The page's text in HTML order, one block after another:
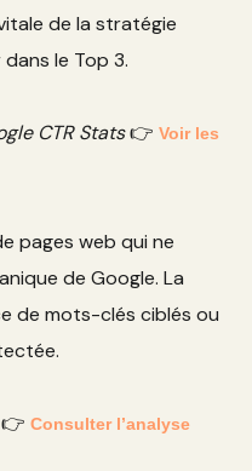
de la stratégie
le Top 3.
CTR Stats👉 Voir les
pages web qui ne
de Google. La
de mots-clés ciblés ou
Consulter l’analyse